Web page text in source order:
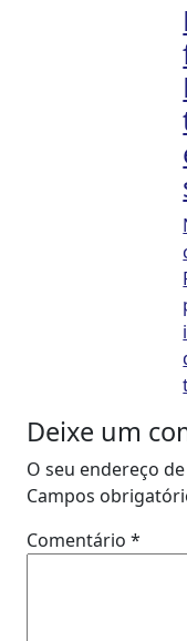
Deixe um
O seu endereço
Campos
Comentário *